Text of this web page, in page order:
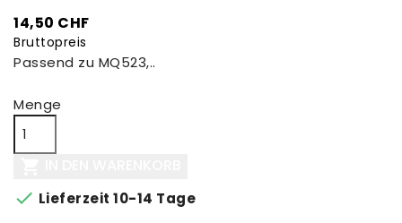
14,50 CHF
Bruttopreis
Passend zu MQ523,..
Menge
 Lieferzeit 10-14 Tage